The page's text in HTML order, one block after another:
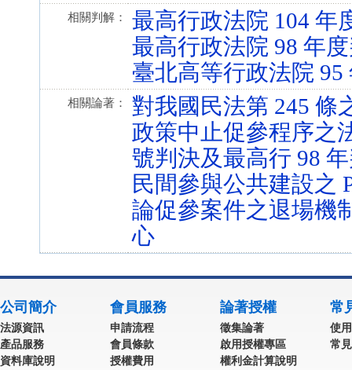
相關判解：
最高行政法院 104 年
最高行政法院 98 年
臺北高等行政法院 95
相關論著：
對我國民法第 245 條
政策中止促參程序之
號判決及最高行 98
民間參與公共建設之
論促參案件之退場機
心
公司簡介
法源資訊
產品服務
資料庫說明
會員服務
申請流程
會員條款
授權費用
論著授權
徵集論著
啟用授權專區
權利金計算說明
常
使
常